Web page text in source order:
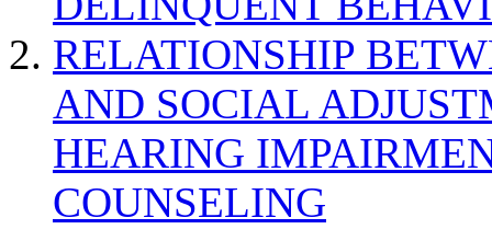
RELATIONSHIP
AND SOCIAL
HEARING
COUNSELING